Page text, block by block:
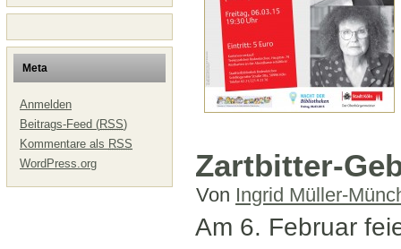
Meta
Anmelden
Beitrags-Feed (RSS)
Kommentare als RSS
WordPress.org
Zartbitter-
Von Ingrid Müller-
Am 6. Februar